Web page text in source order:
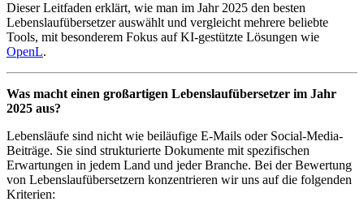
Dieser Leitfaden erklärt, wie man im Jahr 2025 den besten
Lebenslaufübersetzer auswählt und vergleicht mehrere beliebte
Tools, mit besonderem Fokus auf KI-gestützte Lösungen wie
OpenL.
Was macht einen großartigen Lebenslaufübersetzer im Jahr
2025 aus?
Lebensläufe sind nicht wie beiläufige E-Mails oder Social-Media-
Beiträge. Sie sind strukturierte Dokumente mit spezifischen
Erwartungen in jedem Land und jeder Branche. Bei der Bewertung
von Lebenslaufübersetzern konzentrieren wir uns auf die folgenden
Kriterien: